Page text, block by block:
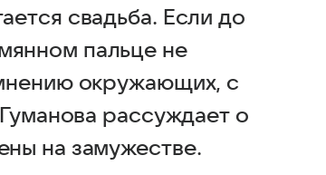
свадьба. Если до
пальце не
окружающих, с
рассуждает о
на замужестве.